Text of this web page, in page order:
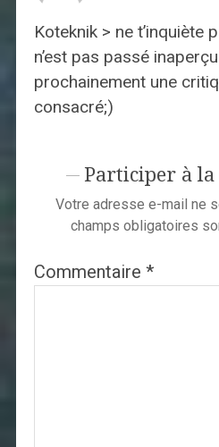
Koteknik > ne t’inquiète
n’est pas passé
prochainement une
consacré;)
Participer à la
Votre adresse e-mail ne
champs obligatoires
Commentaire *